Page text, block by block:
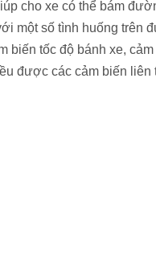
cho xe có thể bám
một số tình huống trên
biến tốc độ bánh xe,
được các cảm biến liên